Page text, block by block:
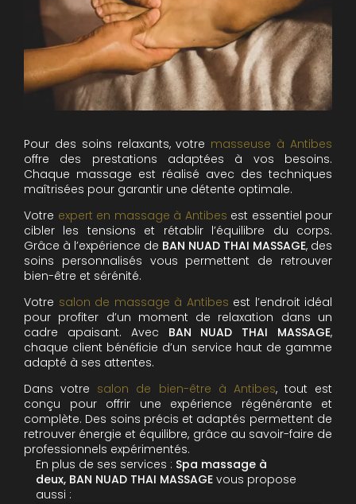
Pour des soins relaxants, votre masseuse à Antibes
offre des prestations adaptées à vos besoins.
Chaque massage est réalisé avec des techniques
maîtrisées pour garantir une détente optimale.
Votre expert en massage à Antibes est essentiel pour
cibler les tensions et rétablir l’équilibre du corps.
Grâce à l’expérience de BAN NUAD THAI MASSAGE, des
soins personnalisés vous permettent de retrouver
bien-être et sérénité.
Votre salon de massage à Antibes est l’endroit idéal
pour profiter d’un moment de relaxation dans un
cadre apaisant. Avec BAN NUAD THAI MASSAGE,
chaque client bénéficie d’un service haut de gamme
adapté à ses attentes.
Dans votre salon de bien-être à Antibes, tout est
conçu pour offrir une expérience régénérante et
complète. Des soins précis et adaptés permettent de
retrouver énergie et équilibre, grâce au savoir-faire de
professionnels expérimentés.
En plus de ses services : Spa massage à
deux, BAN NUAD THAI MASSAGE vous propose
aussi :